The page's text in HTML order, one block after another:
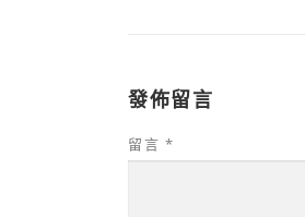
發佈留言
留言 *